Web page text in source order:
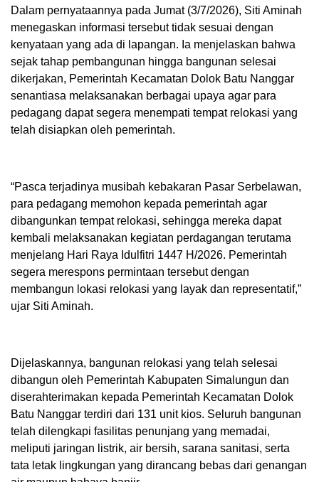
Dalam pernyataannya pada Jumat (3/7/2026), Siti Aminah
menegaskan informasi tersebut tidak sesuai dengan
kenyataan yang ada di lapangan. Ia menjelaskan bahwa
sejak tahap pembangunan hingga bangunan selesai
dikerjakan, Pemerintah Kecamatan Dolok Batu Nanggar
senantiasa melaksanakan berbagai upaya agar para
pedagang dapat segera menempati tempat relokasi yang
telah disiapkan oleh pemerintah.
“Pasca terjadinya musibah kebakaran Pasar Serbelawan,
para pedagang memohon kepada pemerintah agar
dibangunkan tempat relokasi, sehingga mereka dapat
kembali melaksanakan kegiatan perdagangan terutama
menjelang Hari Raya Idulfitri 1447 H/2026. Pemerintah
segera merespons permintaan tersebut dengan
membangun lokasi relokasi yang layak dan representatif,”
ujar Siti Aminah.
Dijelaskannya, bangunan relokasi yang telah selesai
dibangun oleh Pemerintah Kabupaten Simalungun dan
diserahterimakan kepada Pemerintah Kecamatan Dolok
Batu Nanggar terdiri dari 131 unit kios. Seluruh bangunan
telah dilengkapi fasilitas penunjang yang memadai,
meliputi jaringan listrik, air bersih, sarana sanitasi, serta
tata letak lingkungan yang dirancang bebas dari genangan